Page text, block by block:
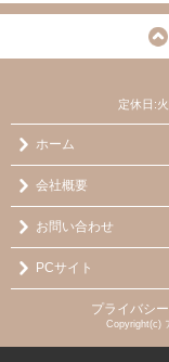
定休日:
ホーム
会社概要
お問い合わせ
PCサイト
プライバシ
Copyright(c)